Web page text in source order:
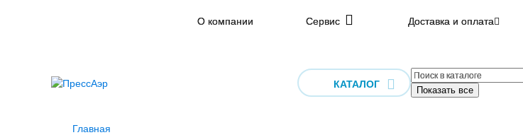
О компании Сервис Доставка и оплата
КАТАЛОГ
Показать все
Главная